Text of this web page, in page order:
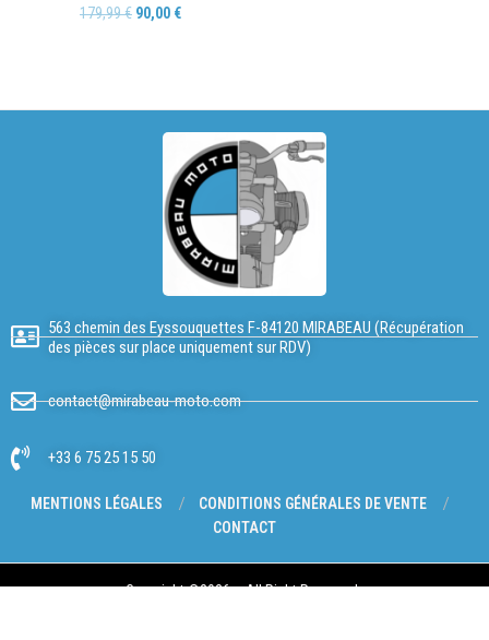
179,99€ 90,00 €
563 chemin des Eyssouquettes F-84120 MIRABEAU (Récupération
des pièces sur place uniquement sur RDV)
contact@mirabeau-moto.com
+33 6 75 25 15 50
MENTIONS LÉGALES
CONDITIONS GÉNÉRALES DE VENTE
CONTACT
Copyright @2026 – All Right Reserved.